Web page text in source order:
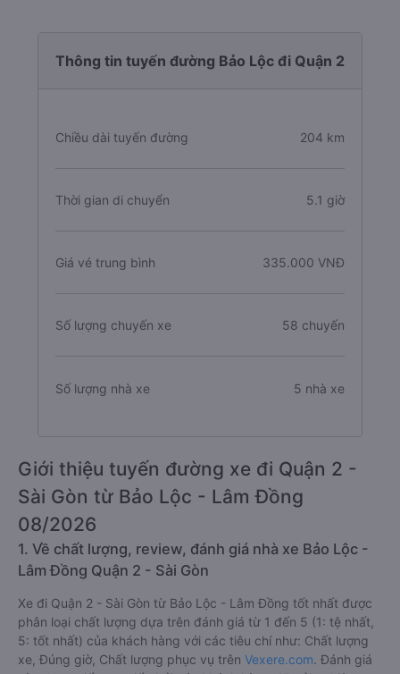
Thông tin tuyến đường Bảo Lộc đi Quận 2
Chiều dài tuyến đường 204 km
Thời gian di chuyển 5.1 giờ
Giá vé trung bình 335.000 VNĐ
Số lượng chuyến xe 58 chuyến
Số lượng nhà xe 5 nhà xe
Giới thiệu tuyến đường xe đi Quận 2 -
Sài Gòn từ Bảo Lộc - Lâm Đồng
08/2026
1. Về chất lượng, review, đánh giá nhà xe Bảo Lộc -
Lâm Đồng Quận 2 - Sài Gòn
Xe đi Quận 2 - Sài Gòn từ Bảo Lộc - Lâm Đồng tốt nhất được
phân loại chất lượng dựa trên đánh giá từ 1 đến 5 (1: tệ nhất,
5: tốt nhất) của khách hàng với các tiêu chí như: Chất lượng
xe, Đúng giờ, Chất lượng phục vụ trên Vexere.com. Đánh giá